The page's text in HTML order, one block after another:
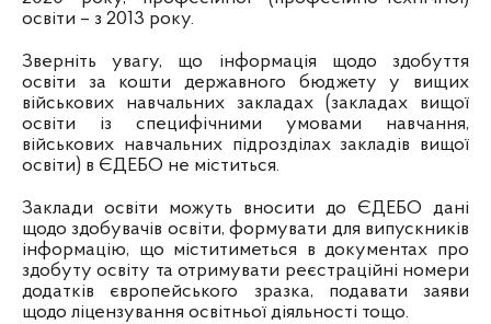
освіти – з 2013 року.
Зверніть увагу, що інформація щодо здобуття
освіти за кошти державного бюджету у вищих
військових навчальних закладах (закладах вищої
освіти із специфічними умовами навчання,
військових навчальних підрозділах закладів вищої
освіти) в ЄДЕБО не міститься.
Заклади освіти можуть вносити до ЄДЕБО дані
щодо здобувачів освіти, формувати для випускників
інформацію, що міститиметься в документах про
здобуту освіту та отримувати реєстраційні номери
додатків європейського зразка, подавати заяви
щодо ліцензування освітньої діяльності тощо.